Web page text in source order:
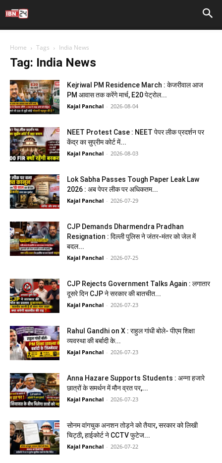
Home Tags India News
Tag: India News
Kejriwal PM Residence March : केजरीवाल आज
PM आवास तक करेंगे मार्च, E20 पेट्रोल...
Kajal Panchal - 2026-08-04
NEET Protest Case : NEET पेपर लीक प्रदर्शन पर
केंद्र का सुप्रीम कोर्ट में...
Kajal Panchal - 2026-08-03
Lok Sabha Passes Tough Paper Leak Law
2026 : अब पेपर लीक पर अधिकतम...
Kajal Panchal - 2026-07-29
CJP Demands Dharmendra Pradhan
Resignation : दिल्ली पुलिस ने जंतर-मंतर को जेल में
बदल...
Kajal Panchal - 2026-07-25
CJP Rejects Government Talks Again : लगातार
दूसरे दिन CJP ने सरकार की बातचीत...
Kajal Panchal - 2026-07-23
Rahul Gandhi on X : राहुल गांधी बोले- पीएम शिक्षा
व्यवस्था की बर्बादी के...
Kajal Panchal - 2026-07-23
Anna Hazare Supports Students : अन्ना हजारे
छात्रों के समर्थन में मौन व्रत पर,...
Kajal Panchal - 2026-07-23
सोनम वांगचुक अनशन तोड़ने को तैयार, सरकार को लिखी
चिट्ठी, हाईकोर्ट ने CCTV फुटेज...
Kajal Panchal - 2026-07-22